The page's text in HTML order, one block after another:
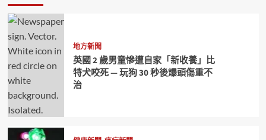
地方新聞
英國 2 歲男童慘遭自家「新收養」比
特犬咬死 — 玩狗 30 秒後爆頭傷重不
治